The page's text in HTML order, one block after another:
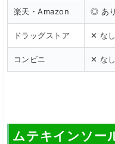
楽天・Amazon ◎ あり
ドラッグストア ✕ なし
コンビニ ✕ なし
ムテキインソー